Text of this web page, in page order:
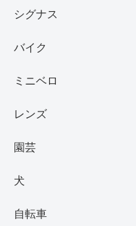
シグナス
バイク
ミニベロ
レンズ
園芸
犬
自転車